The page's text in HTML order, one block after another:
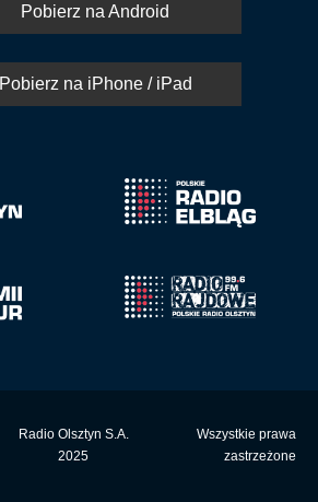
Pobierz na Android
Pobierz na iPhone / iPad
Radio Olsztyn S.A.
2025
Wszystkie prawa
zastrzeżone